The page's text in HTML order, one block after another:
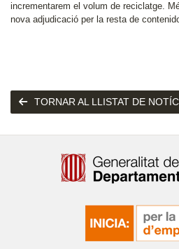
incrementarem el volum de reciclatge.
nova adjudicació per la resta de
TORNAR AL LLISTAT DE